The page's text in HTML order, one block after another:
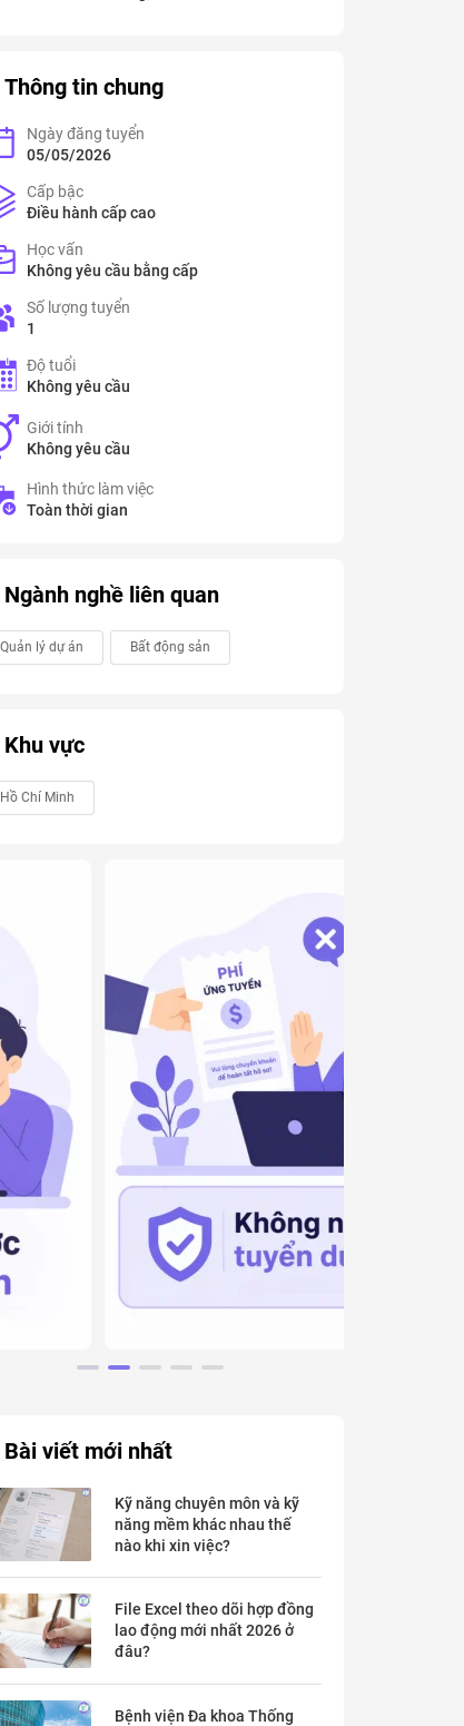
Thông tin chung
Ngày đăng tuyển
05/05/2026
Cấp bậc
Điều hành cấp cao
Học vấn
Không yêu cầu bằng cấp
Số lượng tuyển
1
Độ tuổi
Không yêu cầu
Giới tính
Không yêu cầu
Hình thức làm việc
Toàn thời gian
Ngành nghề liên quan
Quản lý dự án Bất động sản
Khu vực
Hồ Chí Minh
Bài viết mới nhất
Kỹ năng chuyên môn và kỹ
năng mềm khác nhau thế
nào khi xin việc?
File Excel theo dõi hợp đồng
lao động mới nhất 2026 ở
đâu?
Bệnh viện Đa khoa Thống